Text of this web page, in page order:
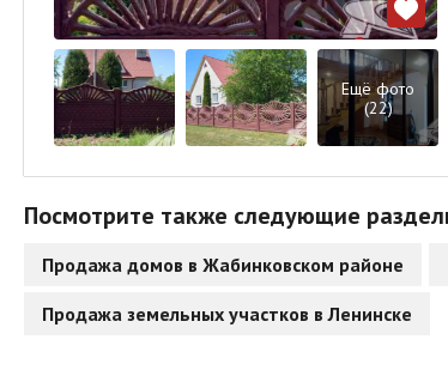
Ещё фото
(22)
Посмотрите также следующие
Продажа домов в Жабинковском районе
Продажа земельных участков в Ленинске